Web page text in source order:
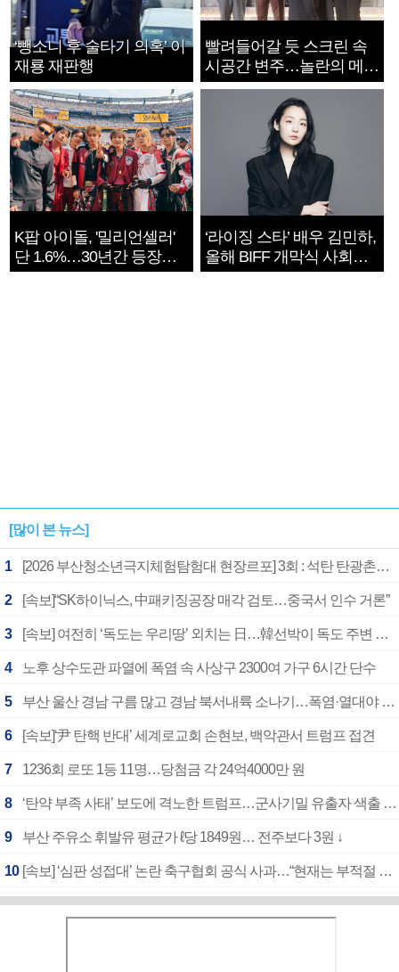
‘뺑소니 후 술타기 의혹’ 이
재룡 재판행
빨려들어갈 듯 스크린 속
시공간 변주…놀란의 메시
지는 ‘전쟁 속죄’
K팝 아이돌, '밀리언셀러'
단 1.6%…30년간 등장
1182개팀 전수조사
‘라이징 스타’ 배우 김민하,
올해 BIFF 개막식 사회자
확정
[많이 본 뉴스]
1 [2026 부산청소년극지체험탐험대 현장르포] 3회 : 석탄 탄광촌에서 북극 연구의 중심지로
2 [속보]“SK하이닉스, 中패키징공장 매각 검토…중국서 인수 거론”
3 [속보] 여전히 ‘독도는 우리땅’ 외치는 日…韓선박이 독도 주변 해양조사 활동하자 반발
4 노후 상수도관 파열에 폭염 속 사상구 2300여 가구 6시간 단수
5 부산 울산 경남 구름 많고 경남 북서내륙 소나기…폭염·열대야 계속
6 [속보]‘尹 탄핵 반대’ 세계로교회 손현보, 백악관서 트럼프 접견
7 1236회 로또 1등 11명…당첨금 각 24억4000만 원
8 ‘탄약 부족 사태’ 보도에 격노한 트럼프…군사기밀 유출자 색출 지시
9 부산 주유소 휘발유 평균가 ℓ당 1849원… 전주보다 3원 ↓
10 [속보] ‘심판 성접대’ 논란 축구협회 공식 사과…“현재는 부적절 행위 없어”